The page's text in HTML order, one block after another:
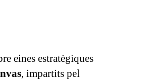
eines estratègiques
, impartits pel